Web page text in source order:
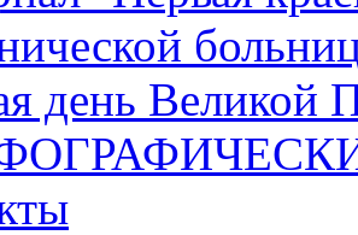
день Великой